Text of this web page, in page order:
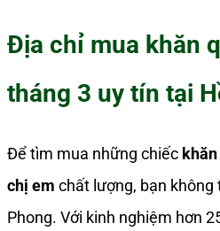
Địa chỉ mua khăn
tháng 3 uy tín tại
Để tìm mua những chiếc
chị em chất lượng, bạn không
Phong. Với kinh nghiệm hơn